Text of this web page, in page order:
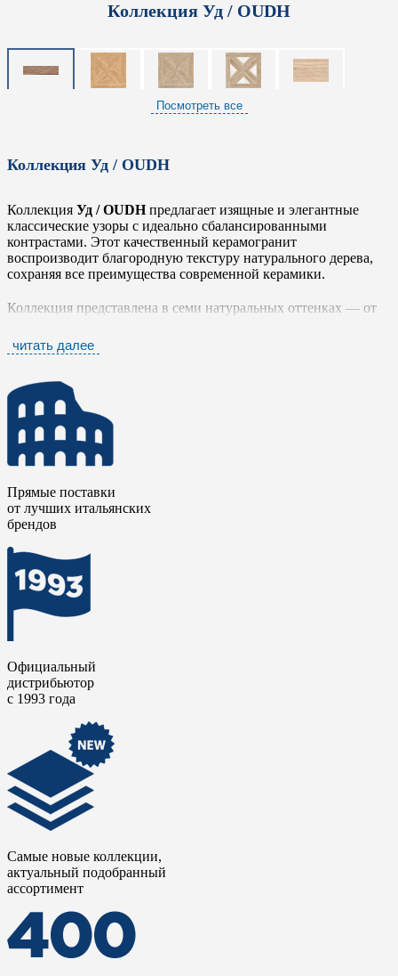
Коллекция Уд / OUDH
Посмотреть все
Коллекция Уд / OUDH
Коллекция Уд / OUDHпредлагает изящные и элегантные
классические узоры с идеально сбалансированными
контрастами. Этот качественный керамогранит
воспроизводит благородную текстуру натурального дерева,
сохраняя все преимущества современной керамики.
Коллекция представлена в семи натуральных оттенках — от
классические древесные тона. Такое разнообразие позволяет
использовать керамогранит в самых разнообразных
природная эстетика и сдержанная выразительность.
Керамический гранит
классическими мотивами, требующими от материала
практичности и универсальности. Данная коллекция подойдет
для создания уютных, визуально теплых интерьеров.
читать далее
Прямые поставки
от лучших итальянских
брендов
Официальный
дистрибьютор
с 1993 года
Самые новые коллекции,
актуальный подобранный
ассортимент